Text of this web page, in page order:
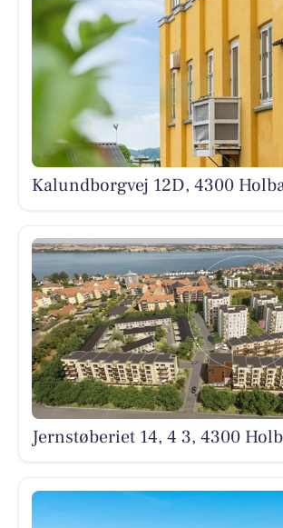
Kalundborgvej 12D, 4300
Jernstøberiet 14, 4 3, 4300